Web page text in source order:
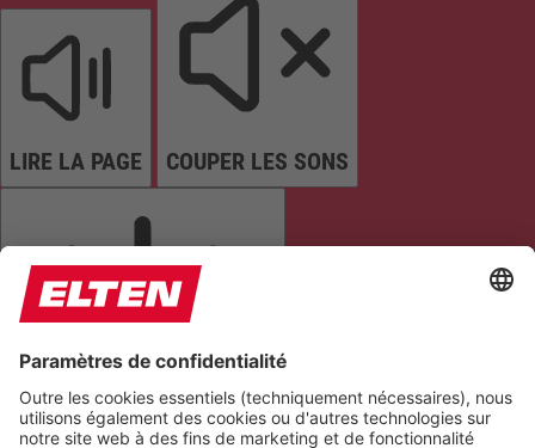
LIRE LA PAGE COUPER LES SONS